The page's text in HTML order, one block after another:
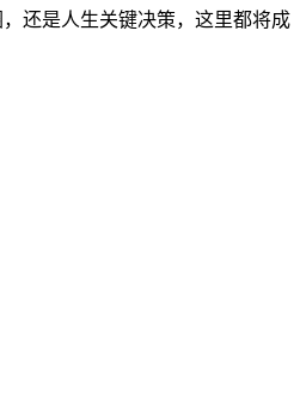
还是人生关键决策，这里都将成